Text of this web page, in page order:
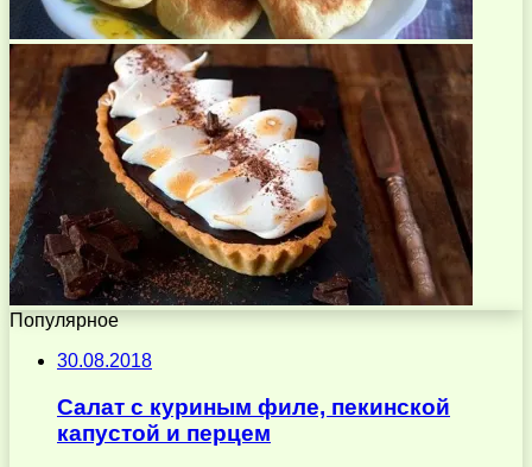
Популярное
30.08.2018
Салат с куриным филе, пекинской
капустой и перцем